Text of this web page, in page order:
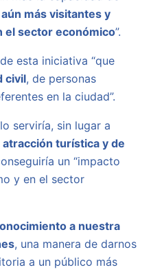
más visitantes y
el sector económico”.
esta iniciativa “que
civil, de personas
en la ciudad”.
serviría, sin lugar a
turística y de
un “impacto
y en el sector
a nuestra
, una manera de darnos
a un público más